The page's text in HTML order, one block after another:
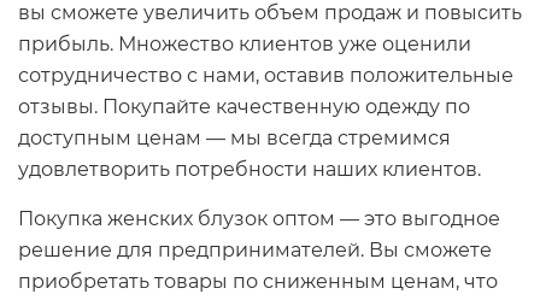
вы сможете увеличить объем продаж и повысить
прибыль. Множество клиентов уже оценили
сотрудничество с нами, оставив положительные
отзывы. Покупайте качественную одежду по
доступным ценам — мы всегда стремимся
удовлетворить потребности наших клиентов.
Покупка женских блузок оптом — это выгодное
решение для предпринимателей. Вы сможете
приобретать товары по сниженным ценам, что